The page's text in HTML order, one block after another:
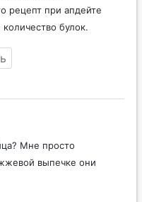
рецепт при апдейте
булок.
Мне просто
выпечке они